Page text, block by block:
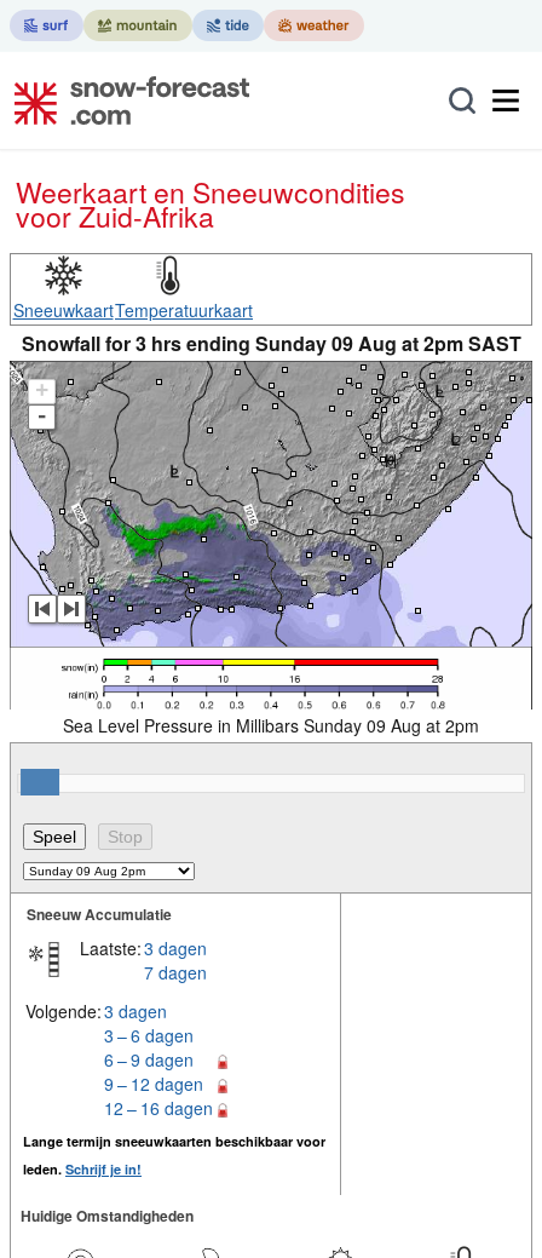
Weerkaart en Sneeuwcondities
voor Zuid-Afrika
SneeuwkaartTemperatuurkaart
Snowfall for 3 hrs ending Sunday 09 Aug at 2pm SAST
+
-
Sea Level Pressure in Millibars Sunday 09 Aug at 2pm
Sneeuw Accumulatie
Laatste:3 dagen
7 dagen
Volgende:3 dagen
3 – 6 dagen
6 – 9 dagen
9 – 12 dagen
12 – 16 dagen
Lange termijn sneeuwkaarten beschikbaar voor
leden. Schrijf je in!
Huidige Omstandigheden